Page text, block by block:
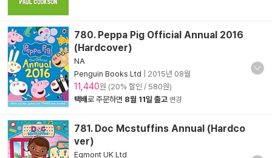
780. Peppa Pig Official Annual 2016
(Hardcover)
NA
Penguin Books Ltd
2015년 08월
11,440원 (20% 할인 / 580원)
택배로 주문하면 8월 11일 출고 변경
781. Doc Mcstuffins Annual (Hardco
ver)
Egmont UK Ltd